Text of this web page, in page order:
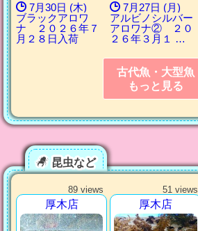
7月30日 (木)
ブラックアロワ
ナ ２０２６年７
月２８日入荷
7月27日 (月)
アルビノシルバー
アロワナ② ２０
２６年３月１ …
古代魚・大型魚
もっと見る
昆虫など
89 views
厚木店
51 views
厚木店